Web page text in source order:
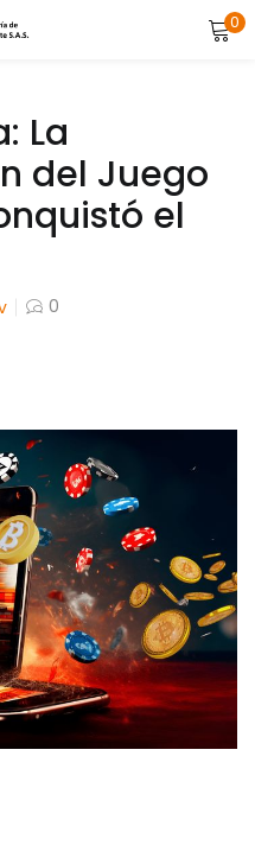
0
to login.
La
del Juego
el
0